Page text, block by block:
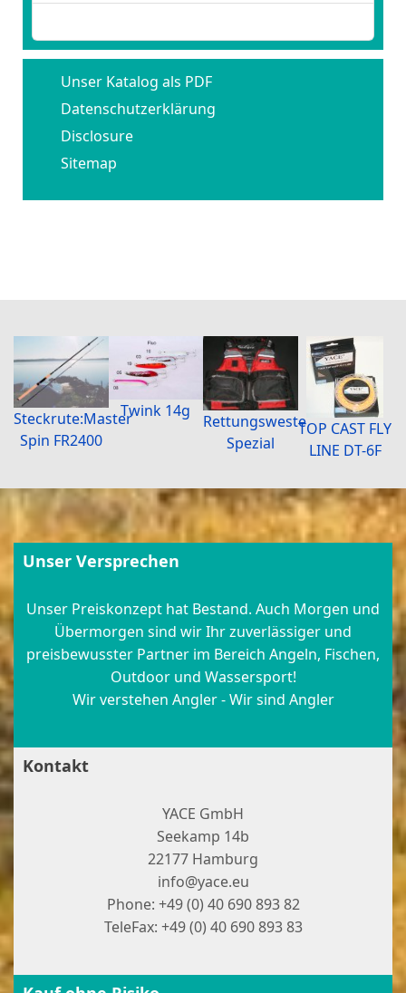
Unser Katalog als PDF
Datenschutzerklärung
Disclosure
Sitemap
Steckrute:Master
Spin FR2400
Twink 14g
Rettungsweste
Spezial
TOP CAST FLY
LINE DT-6F
Unser Versprechen
Unser Preiskonzept hat Bestand. Auch Morgen und
Übermorgen sind wir Ihr zuverlässiger und
preisbewusster Partner im Bereich Angeln, Fischen,
Outdoor und Wassersport!
Wir verstehen Angler - Wir sind Angler
Kontakt
YACE GmbH
Seekamp 14b
22177 Hamburg
info@yace.eu
Phone: +49 (0) 40 690 893 82
TeleFax: +49 (0) 40 690 893 83